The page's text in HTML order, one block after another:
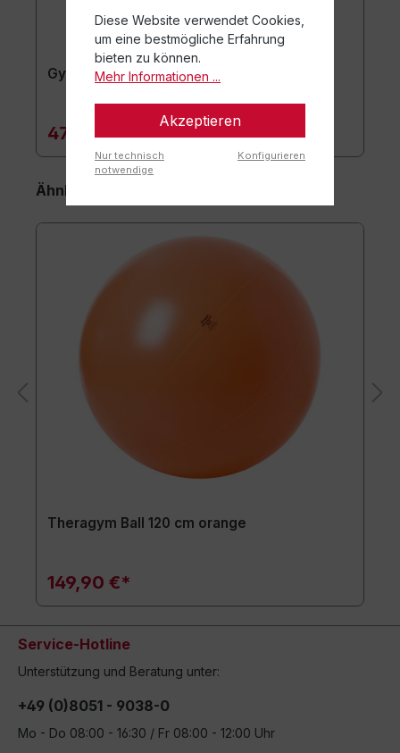
Gymnastikmatte TOGU JumpYone
47,90 €*
Ähnliche Artikel
Theragym Ball 120 cm orange
149,90 €*
Service-Hotline
Unterstützung und Beratung unter:
+49 (0)8051 - 9038-0
Mo - Do 08:00 - 16:30 / Fr 08:00 - 12:00 Uhr
Diese Website verwendet Cookies,
um eine bestmögliche Erfahrung
bieten zu können.
Mehr Informationen ...
Akzeptieren
Nur technisch
notwendige
Konfigurieren